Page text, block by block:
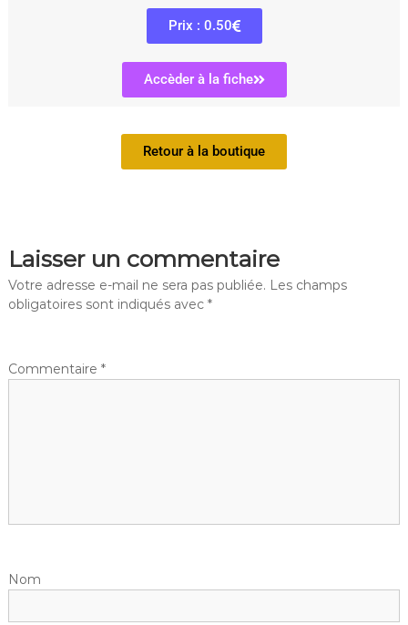
Prix : 0.50
Accèder à la fiche
Retour à la boutique
Laisser un commentaire
Votre adresse e-mail ne sera pas publiée. Les champs
obligatoires sont indiqués avec *
Commentaire *
Nom